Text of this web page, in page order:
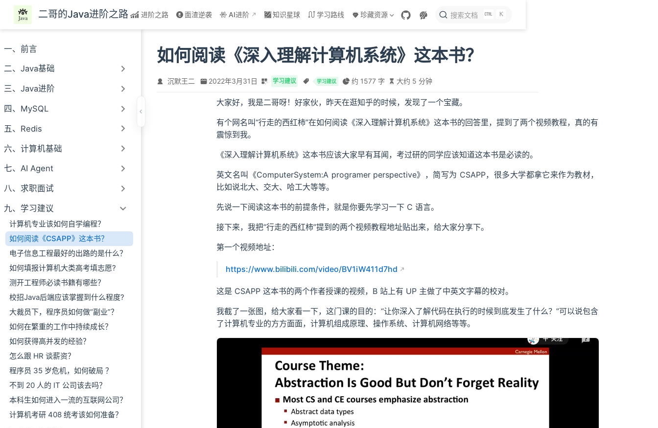
跳至主要內容
二哥的Java进阶之路 进阶之路 面渣逆袭 AI进阶 知识星球 学习路线 珍藏资源 搜索文档 K
一、前言
二、Java基础
三、Java进阶
四、MySQL
五、Redis
六、计算机基础
七、AI Agent
八、求职面试
九、学习建议
计算机专业该如何自学编程？
如何阅读《CSAPP》这本书？
电子信息工程最好的出路的是什么？
如何填报计算机大类高考填志愿?
测开工程师必读书籍有哪些？
校招Java后端应该掌握到什么程度?
大裁员下，程序员如何做“副业”？
如何在繁重的工作中持续成长？
如何获得高并发的经验？
怎么跟 HR 谈薪资？
程序员 35 岁危机，如何破局 ？
不到 20 人的 IT 公司该去吗？
本科生如何进入一流的互联网公司？
计算机考研 408 统考该如何准备？
如何阅读《深入理解计算机系统》这本书？
沉默王二 2022年3月31日 学习建议 学习建议 约 1577 字 大约 5 分钟
大家好，我是二哥呀！好家伙，昨天在逛知乎的时候，发现了一个宝藏。
有个网名叫“行走的西红柿”在如何阅读《深入理解计算机系统》这本书的回答里，提到了两个视频教程，真的有
震惊到我。
《深入理解计算机系统》这本书应该大家早有耳闻，考过研的同学应该知道这本书是必读的。
英文名叫《ComputerSystem:A programer perspective》，简写为 CSAPP，很多大学都拿它来作为教材，
比如说北大、交大、哈工大等等。
先说一下阅读这本书的前提条件，就是你要先学习一下 C 语言。
接下来，我把“行走的西红柿”提到的两个视频教程地址贴出来，给大家分享下。
第一个视频地址：
https://www.bilibili.com/video/BV1iW411d7hd
这是 CSAPP 这本书的两个作者授课的视频，B 站上有 UP 主做了中英文字幕的校对。
我截了一张图，给大家看一下，这门课的目的：“让你深入了解代码在执行的时候到底发生了什么？”可以说包含
了计算机专业的方方面面，计算机组成原理、操作系统、计算机网络等等。